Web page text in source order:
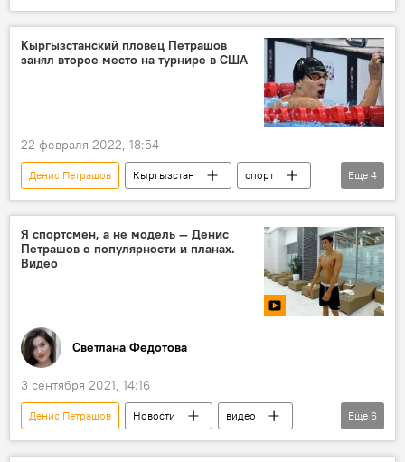
Игры исламской солидарности
бронза
победа
Кыргызстанский пловец Петрашов
занял второе место на турнире в США
22 февраля 2022, 18:54
Денис Петрашов Кыргызстан
спорт
США
пловец
турнир
место
Еще 4
Я спортсмен, а не модель — Денис
Петрашов о популярности и планах.
Видео
Светлана Федотова
3 сентября 2021, 14:16
Денис Петрашов Новости
видео
Мультимедиа
Общество
Еще 6